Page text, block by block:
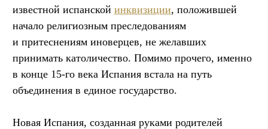
известной испанской инквизиции, положившей
начало религиозным преследованиям
и притеснениям иноверцев, не желавших
принимать католичество. Помимо прочего, именно
в конце 15-го века Испания встала на путь
объединения в единое государство.
Новая Испания, созданная руками родителей